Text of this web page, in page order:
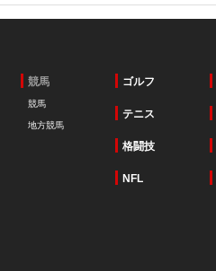
競馬
競馬
地方競馬
ゴルフ
テニス
格闘技
NFL